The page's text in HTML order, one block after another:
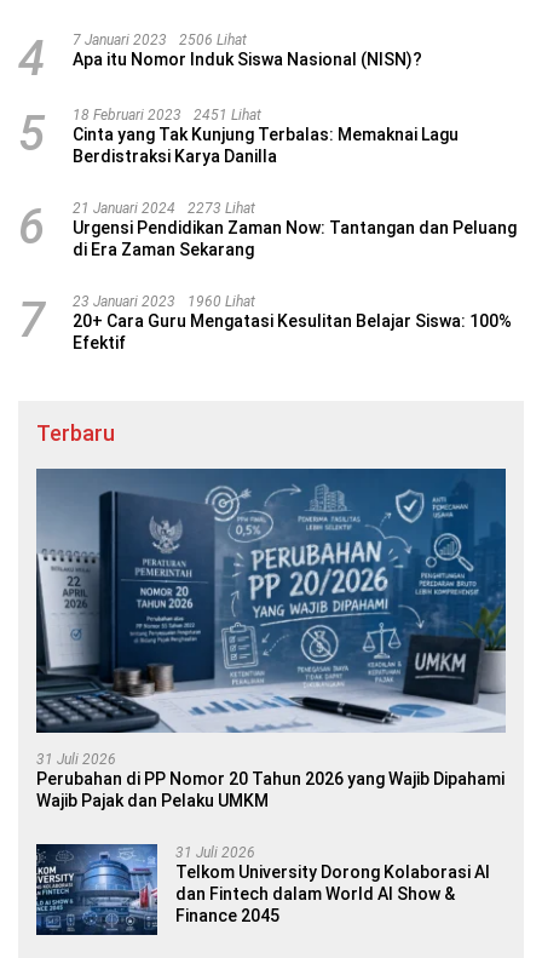
4 7 Januari 2023 2506 Lihat
Apa itu Nomor Induk Siswa Nasional (NISN)?
5 18 Februari 2023 2451 Lihat
Cinta yang Tak Kunjung Terbalas: Memaknai Lagu
Berdistraksi Karya Danilla
6 21 Januari 2024 2273 Lihat
Urgensi Pendidikan Zaman Now: Tantangan dan Peluang
di Era Zaman Sekarang
7 23 Januari 2023 1960 Lihat
20+ Cara Guru Mengatasi Kesulitan Belajar Siswa: 100%
Efektif
Terbaru
31 Juli 2026
Perubahan di PP Nomor 20 Tahun 2026 yang Wajib Dipahami
Wajib Pajak dan Pelaku UMKM
31 Juli 2026
Telkom University Dorong Kolaborasi AI
dan Fintech dalam World AI Show &
Finance 2045